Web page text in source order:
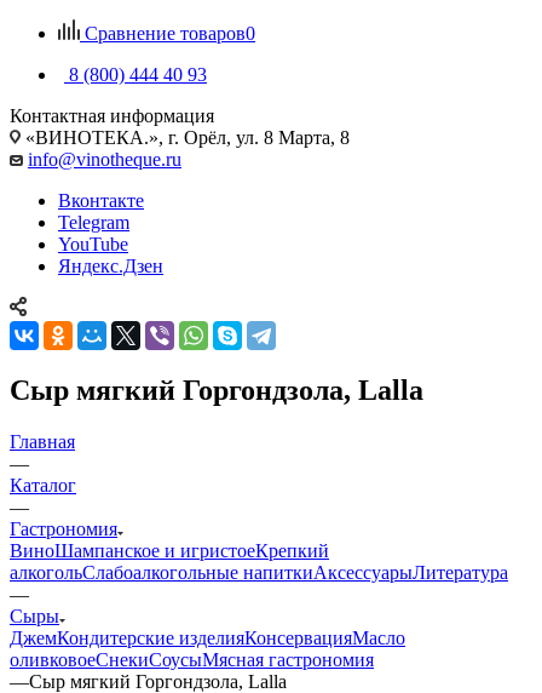
Сравнение товаров0
8 (800) 444 40 93
Контактная информация
«ВИНОТЕКА.», г. Орёл, ул. 8 Марта, 8
info@vinotheque.ru
Вконтакте
Telegram
YouTube
Яндекс.Дзен
Сыр мягкий Горгондзола, Lalla
Главная
—
Каталог
—
Гастрономия
ВиноШампанское и игристоеКрепкий
алкогольСлабоалкогольные напиткиАксессуарыЛитература
—
Сыры
ДжемКондитерские изделияКонсервацияМасло
оливковоеСнекиСоусыМясная гастрономия
—Сыр мягкий Горгондзола, Lalla